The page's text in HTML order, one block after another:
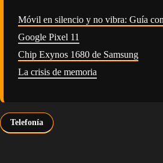
Móvil en silencio y no vibra: Guía
Google Pixel 11
Chip Exynos 1680 de Samsung
La crisis de memoria
Telefonía